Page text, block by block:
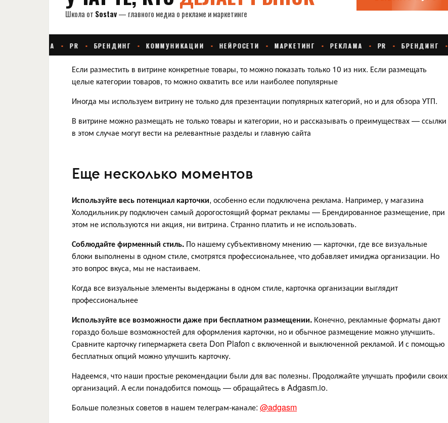
Если разместить в витрине конкретные товары, то можно показать только 10 из них. Если размещать
целые категории товаров, то можно охватить все или наиболее популярные
Иногда мы используем витрину не только для презентации популярных категорий, но и для обзора УТП.
В витрине можно размещать не только товары и категории, но и рассказывать о преимуществах — ссылки
в этом случае могут вести на релевантные разделы и главную сайта
Еще несколько моментов
Используйте весь потенциал карточки, особенно если подключена реклама. Например, у магазина
Холодильник.ру подключен самый дорогостоящий формат рекламы — Брендированное размещение, при
этом не используются ни акция, ни витрина. Странно платить и не использовать.
Соблюдайте фирменный стиль. По нашему субъективному мнению — карточки, где все визуальные
блоки выполнены в одном стиле, смотрятся профессиональнее, что добавляет имиджа организации. Но
это вопрос вкуса, мы не настаиваем.
Когда все визуальные элементы выдержаны в одном стиле, карточка организации выглядит
профессиональнее
Используйте все возможности даже при бесплатном размещении. Конечно, рекламные форматы дают
гораздо больше возможностей для оформления карточки, но и обычное размещение можно улучшить.
Сравните карточку гипермаркета света Don Plafon с включенной и выключенной рекламой. И с помощью
бесплатных опций можно улучшить карточку.
Надеемся, что наши простые рекомендации были для вас полезны. Продолжайте улучшать профили своих
организаций. А если понадобится помощь — обращайтесь в Adgasm.io.
Больше полезных советов в нашем телеграм-канале: @adgasm